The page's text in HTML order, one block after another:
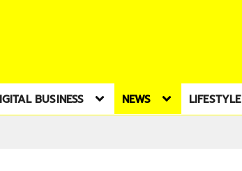
BUSINESS NEWS LIFESTYLE